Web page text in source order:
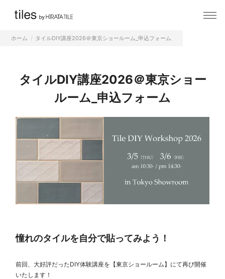
ホーム タイルDIY講座2026＠東京ショールーム_申込フォーム
タイルDIY講座2026＠東京ショー
ルーム_申込フォーム
憧れのタイルを自分で貼ってみよう！
前回、大好評だったDIY体験講座を【東京ショールーム】にて再び開催
いたします！